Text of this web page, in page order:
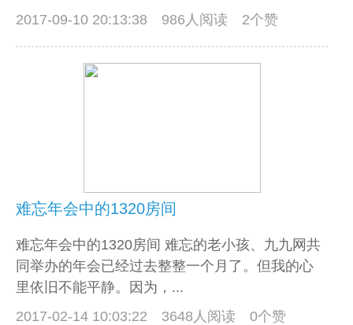
2017-09-10 20:13:38
986人阅读 2个赞
难忘年会中的1320房间
难忘年会中的1320房间 难忘的老小孩、九九网共
同举办的年会已经过去整整一个月了。但我的心
里依旧不能平静。因为，...
2017-02-14 10:03:22
3648人阅读 0个赞